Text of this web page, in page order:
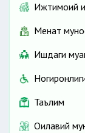
Ижтимоий
Меҳнат
Ишдаги
Таълим
Оилавий